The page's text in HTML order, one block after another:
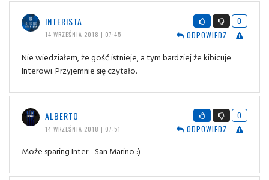
INTERISTA
14 WRZEŚNIA 2018 | 07:45
0
ODPOWIEDZ
Nie wiedziałem, że gość istnieje, a tym bardziej że kibicuje
Interowi. Przyjemnie się czytało.
ALBERTO
14 WRZEŚNIA 2018 | 07:51
0
ODPOWIEDZ
Może sparing Inter - San Marino :)